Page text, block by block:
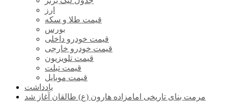
ارز
قیمت طلا و سکه
بورس
قیمت خودرو داخلی
قیمت خودرو خارجی
قیمت تلویزیون
قیمت تبلت
قیمت موبایل
یادداشت
مرمت بنای تاریخی امامزاده هارون (ع) طالقان آغاز شد